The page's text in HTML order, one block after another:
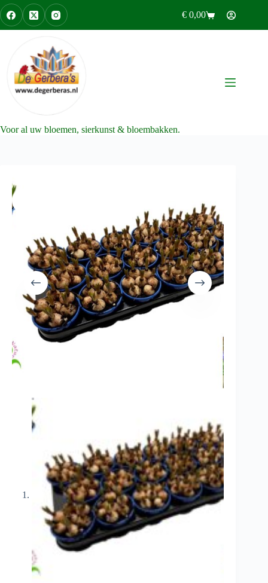
Ga
naar
de
Winkelwagen
€ 0,00
Voor al uw bloemen, sierkunst & bloembakken.